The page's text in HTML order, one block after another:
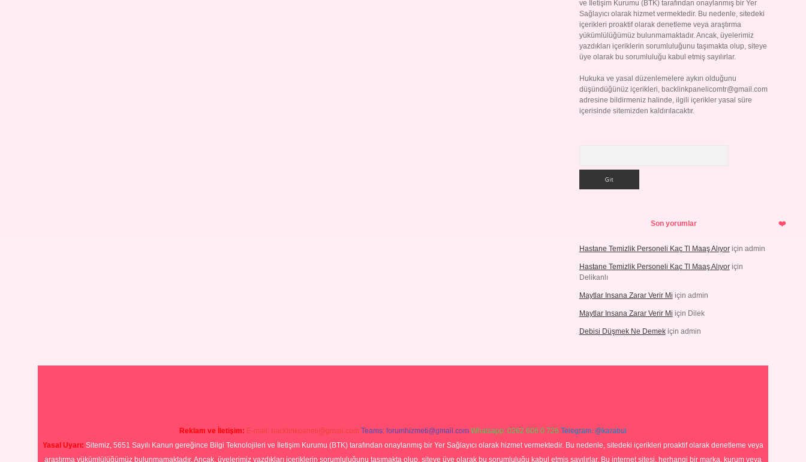
ve İletişim Kurumu (BTK) tarafından onaylanmış bir Yer
Sağlayıcı olarak hizmet vermektedir. Bu nedenle, sitedeki
içerikleri proaktif olarak denetleme veya araştırma
yükümlülüğümüz bulunmamaktadır. Ancak, üyelerimiz
yazdıkları içeriklerin sorumluluğunu taşımakta olup, siteye
üye olarak bu sorumluluğu kabul etmiş sayılırlar.
Hukuka ve yasal düzenlemelere aykırı olduğunu
düşündüğünüz içerikleri, backlinkpanelicomtr@gmail.com
adresine bildirmeniz halinde, ilgili içerikler yasal süre
içerisinde sitemizden kaldırılacaktır.
Son yorumlar
Hastane Temizlik Personeli Kaç Tl Maaş Alıyoriçin admin
Hastane Temizlik Personeli Kaç Tl Maaş Alıyoriçin
Delikanlı
Maytlar Insana Zarar Verir Mi için admin
Maytlar Insana Zarar Verir Mi için Dilek
Debisi Düşmek Ne Demekiçin admin
Reklam ve İletişim: E-mail: backlinkpaneli@gmail.com Teams: forumhizmeti@gmail.com Whatsapp: 0262 606 0 726 Telegram: @karabul
Yasal Uyarı: Sitemiz, 5651 Sayılı Kanun gereğince Bilgi Teknolojileri ve İletişim Kurumu (BTK) tarafından onaylanmış bir Yer Sağlayıcı olarak hizmet vermektedir. Bu nedenle, sitedeki içerikleri proaktif olarak denetleme veya
araştırma yükümlülüğümüz bulunmamaktadır. Ancak, üyelerimiz yazdıkları içeriklerin sorumluluğunu taşımakta olup, siteye üye olarak bu sorumluluğu kabul etmiş sayılırlar. Bu internet sitesi, herhangi bir marka, kurum veya